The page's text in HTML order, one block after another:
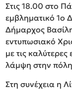
Στις 18.00 στο
εμβληματικό 1ο
Δήμαρχος
εντυπωσιακό
με τις
λάμψη στην
Στη συνέχεια η